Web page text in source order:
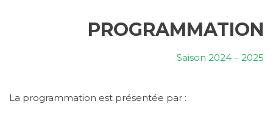
PROGRAMMATION
Saison 2024 – 2025
La programmation est présentée par :